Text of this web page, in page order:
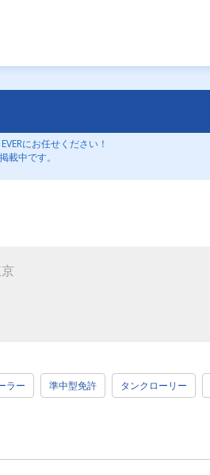
にお任せください！
載中です。
ラー 準中型免許 タンクローリー